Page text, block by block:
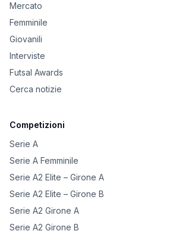
Mercato
Femminile
Giovanili
Interviste
Futsal Awards
Cerca notizie
Competizioni
Serie A
Serie A Femminile
Serie A2 Elite – Girone A
Serie A2 Elite – Girone B
Serie A2 Girone A
Serie A2 Girone B